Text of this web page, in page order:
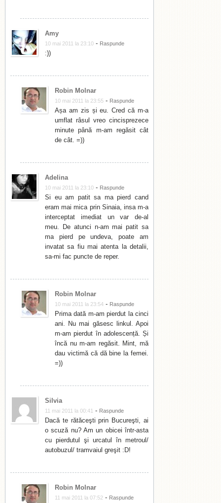
Amy
10 mai 2011 la 23:10 - Raspunde
:))
Robin Molnar
10 mai 2011 la 23:55 - Raspunde
Așa am zis și eu. Cred că m-a
umflat râsul vreo cincisprezece
minute până m-am regăsit cât
de cât. =))
Adelina
10 mai 2011 la 23:10 - Raspunde
Si eu am patit sa ma pierd cand
eram mai mica prin Sinaia, insa m-a
interceptat imediat un var de-al
meu. De atunci n-am mai patit sa
ma pierd pe undeva, poate am
invatat sa fiu mai atenta la detalii,
sa-mi fac puncte de reper.
Robin Molnar
10 mai 2011 la 23:54 - Raspunde
Prima dată m-am pierdut la cinci
ani. Nu mai găsesc linkul. Apoi
m-am pierdut în adolescență. Și
încă nu m-am regăsit. Mint, mă
dau victimă că dă bine la femei.
=))
Silvia
11 mai 2011 la 00:41 - Raspunde
Dacă te rătăceşti prin Bucureşti, ai
o scuză nu? Am un obicei într-asta
cu pierdutul şi urcatul în metroul/
autobuzul/ tramvaiul greşit :D!
Robin Molnar
11 mai 2011 la 07:52 - Raspunde